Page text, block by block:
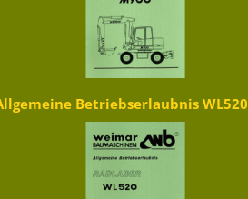
Betriebserlaubnis WL520